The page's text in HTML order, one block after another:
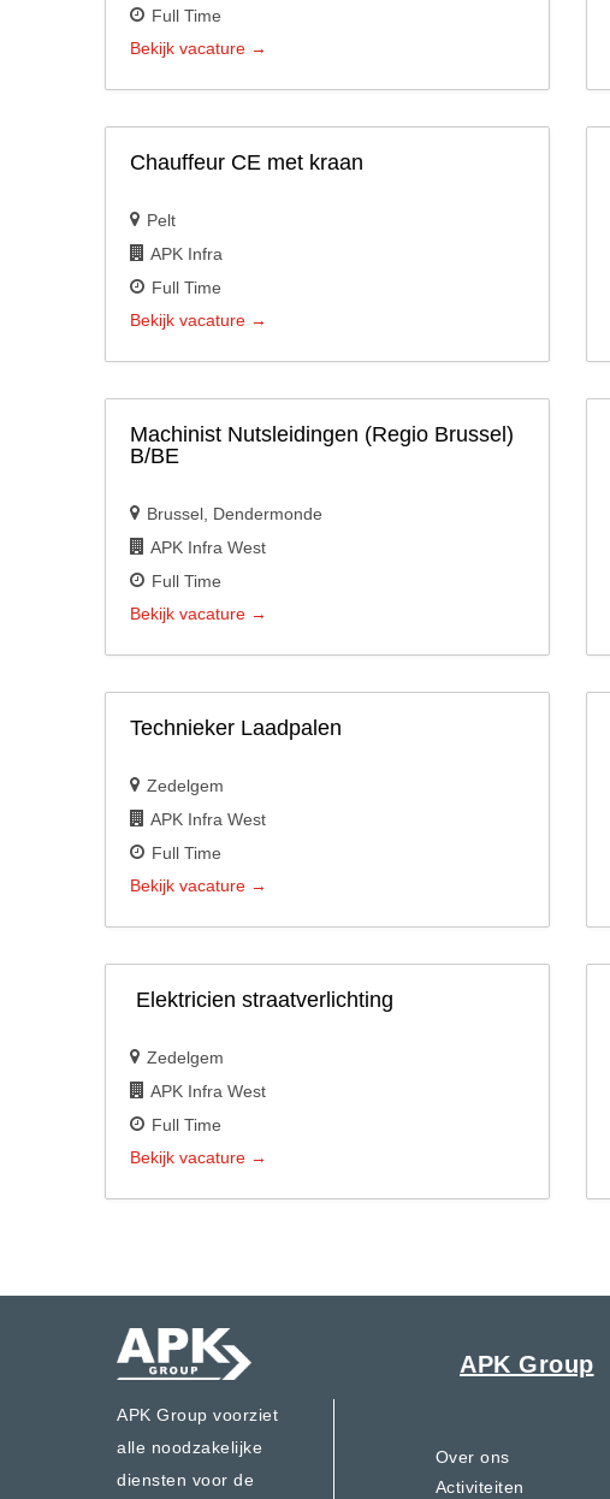
Full Time
Bekijk vacature
Chauffeur CE met kraan
Pelt
APK Infra
Full Time
Bekijk vacature
Machinist Nutsleidingen (Regio Brussel)
B/BE
Brussel Dendermonde
APK Infra West
Full Time
Bekijk vacature
Technieker Laadpalen
Zedelgem
APK Infra West
Full Time
Bekijk vacature
Elektricien straatverlichting
Zedelgem
APK Infra West
Full Time
Bekijk vacature
APK Group
APK Group voorziet
alle noodzakelijke
diensten voor de
Over ons
Activiteiten